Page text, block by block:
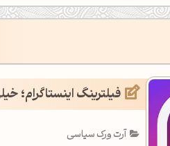
سفارش پروژه
سوالات متداول‌‌
فیلترینگ اینستاگرام؛
آرت ورک سیاسی